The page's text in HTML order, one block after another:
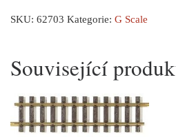
SKU: 62703 Kategorie: G Scale
Související